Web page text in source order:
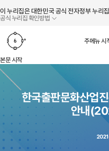
이 누리집은 대한민국 공식 전자정부 누리
공식 누리집 확인방법
주메뉴 시
본문 시작
한국출판문화산업
안내